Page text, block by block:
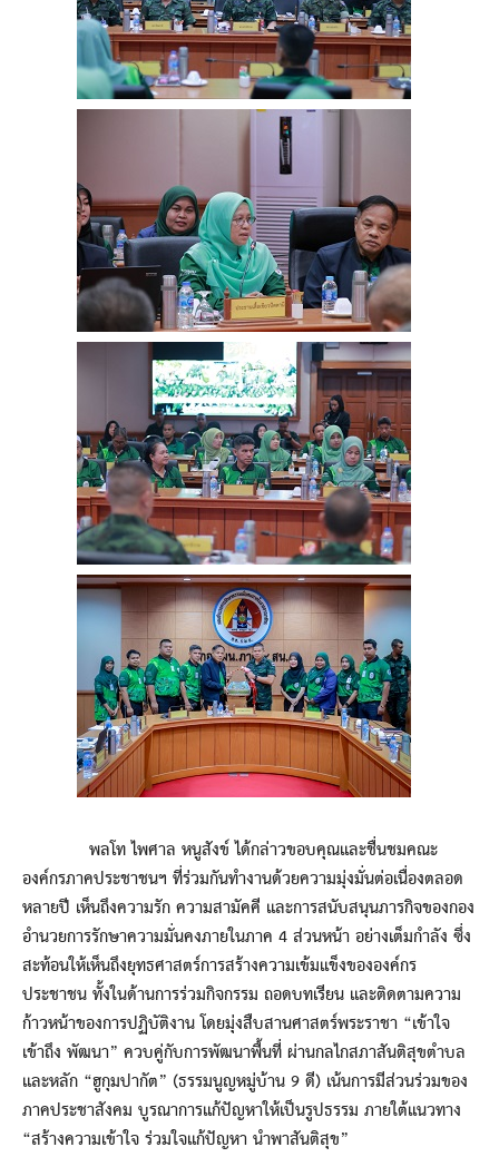
พลโท ไพศาล หนูสังข์ ได้กล่าวขอบคุณและชื่นชมคณะ
องค์กรภาคประชาชนฯ ที่ร่วมกันทำงานด้วยความมุ่งมั่นต่อเนื่องตลอด
หลายปี เห็นถึงความรัก ความสามัคคี และการสนับสนุนภารกิจของกอง
อำนวยการรักษาความมั่นคงภายในภาค 4 ส่วนหน้า อย่างเต็มกำลัง ซึ่ง
สะท้อนให้เห็นถึงยุทธศาสตร์การสร้างความเข้มแข็งขององค์กร
ประชาชน ทั้งในด้านการร่วมกิจกรรม ถอดบทเรียน และติดตามความ
ก้าวหน้าของการปฏิบัติงาน โดยมุ่งสืบสานศาสตร์พระราชา “เข้าใจ
เข้าถึง พัฒนา” ควบคู่กับการพัฒนาพื้นที่ ผ่านกลไกสภาสันติสุขตำบล
และหลัก “ฮูกุมปากัต” (ธรรมนูญหมู่บ้าน 9 ดี) เน้นการมีส่วนร่วมของ
ภาคประชาสังคม บูรณาการแก้ปัญหาให้เป็นรูปธรรม ภายใต้แนวทาง
“สร้างความเข้าใจ ร่วมใจแก้ปัญหา นำพาสันติสุข”